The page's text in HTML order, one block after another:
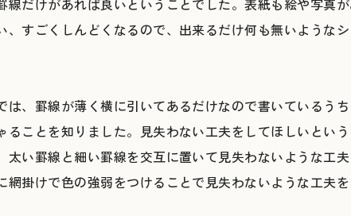
線だけがあれば良いということでした。表紙も絵や写真
、すごくしんどくなるので、出来るだけ何も無いような
は、罫線が薄く横に引いてあるだけなので書いているう
ることを知りました。見失わない工夫をしてほしいとい
太い罫線と細い罫線を交互に置いて見失わないような工
掛けで色の強弱をつけることで見失わないような工夫を